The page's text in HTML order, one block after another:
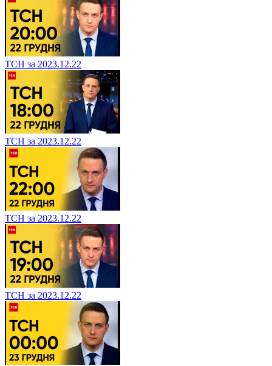
ТСН за 2023.12.22
ТСН за 2023.12.22
ТСН за 2023.12.22
ТСН за 2023.12.22